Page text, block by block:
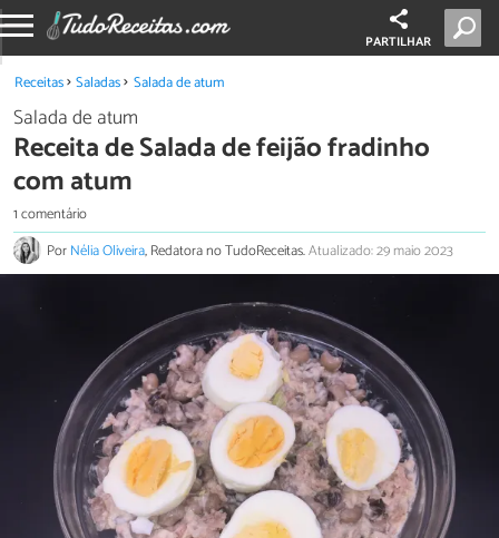
PARTILHAR
Receitas Saladas Salada de atum
Salada de atum
Receita de Salada de feijão fradinho
com atum
1 comentário
PorNélia Oliveira, Redatora no TudoReceitas.Atualizado: 29 maio 2023